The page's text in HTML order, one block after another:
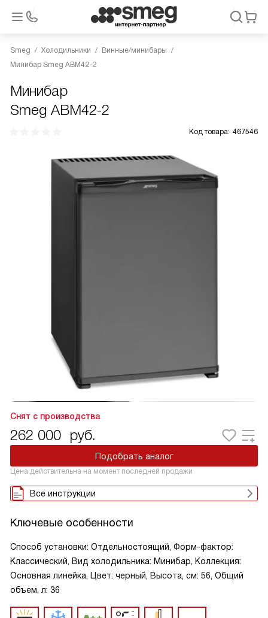
Smeg Холодильники
Винные/минибары
Минибар Smeg ABM42-2
Минибар
Smeg ABM42-2
Код товара: 467546
Снят с производства
262 000 руб.
Подобрать аналог
Цена действительна на момент последней продажи
Все инструкции
Ключевые особенности
Способ установки: Отдельностоящий, Форм-фактор:
Классический, Вид холодильника: Минибар, Коллекция:
Основная линейка, Цвет: черный, Высота, см: 56, Общий
объем, л: 36